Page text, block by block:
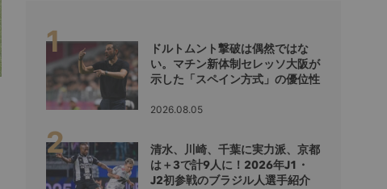
ドルトムント撃破は偶然ではな
い。マチン新体制セレッソ大阪が
示した「スペイン方式」の優位性
2026.08.05
清水、川崎、千葉に実力派、京都
は＋3で計9人に！2026年J1・
J2初参戦のブラジル人選手紹介